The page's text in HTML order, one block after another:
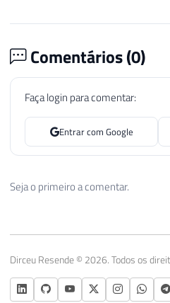
Comentários (0)
Faça login para comentar:
Entrar com Google
Seja o primeiro a comentar.
Dirceu Resende © 2026. Todos os